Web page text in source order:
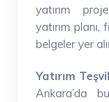
yatırım
yatırım
belgeler yer
Yatırım
Ankara’da